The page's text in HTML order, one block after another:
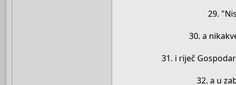
29.
30. a
31. i riječ
32. a u